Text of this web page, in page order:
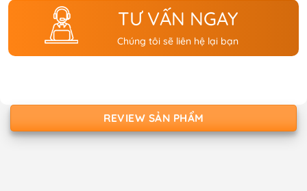
TƯ VẤN NGAY
Chúng tôi sẽ liên hệ lại bạn
REVIEW SẢN PHẨM